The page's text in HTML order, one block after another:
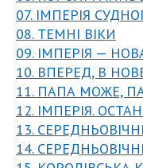
07. ІМПЕРІЯ
08. ТЕМНІ ВІКИ
09. ІМПЕРІЯ —
10. ВПЕРЕД, В
11. ПАПА МОЖЕ,
12. ІМПЕРІЯ.
13.
14.